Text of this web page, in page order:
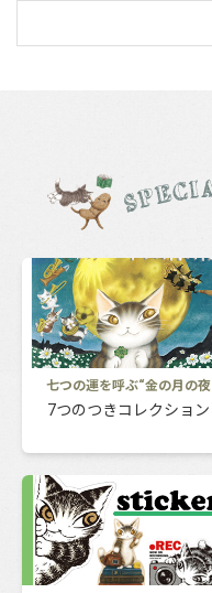
七つの運を呼ぶ“金の月の夜
7つのつきコレクション